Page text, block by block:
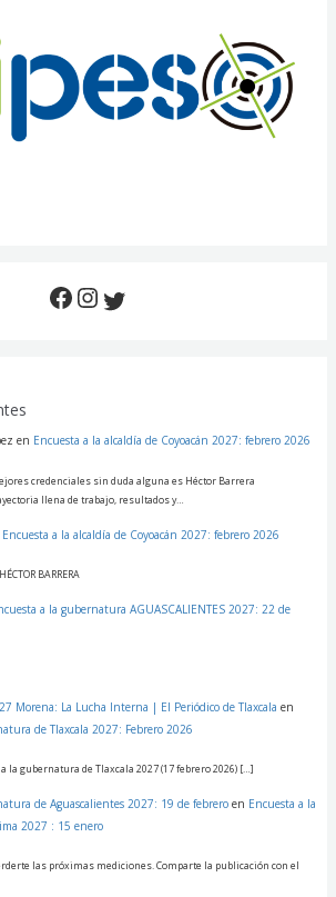
en Encuesta a la alcaldía de Coyoacán 2027: febrero 2026
credenciales sin duda alguna es Héctor Barrera
llena de trabajo, resultados y…
Encuesta a la alcaldía de Coyoacán 2027: febrero 2026
BARRERA
a la gubernatura AGUASCALIENTES 2027: 22 de
Morena: La Lucha Interna | El Periódico de Tlaxcala en
de Tlaxcala 2027: Febrero 2026
la gubernatura de Tlaxcala 2027 (17 febrero 2026) […]
de Aguascalientes 2027: 19 de febrero en Encuesta a la
2027 : 15 enero
las próximas mediciones. Comparte la publicación con el